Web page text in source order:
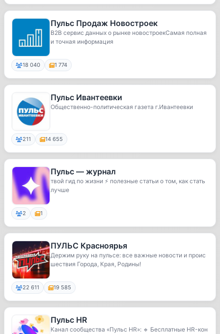
Пульс Продаж Новостроек
B2B сервис данных о рынке новостроекСамая полная
и точная информация
18 040 1 774
Пульс Ивантеевки
Общественно-политическая газета г.Ивантеевки
211 14 655
Пульс — журнал
твой гид по жизни ⚡️ полезные статьи о том, как стать
лучше
2 1
ПУЛЬС Красноярья
Держим руку на пульсе: все важные новости и проис
шествия Города, Края, Родины!
22 611 19 585
Пульс HR
Канал cообщества «Пульс HR»: 🔹 Бесплатные HR-кон